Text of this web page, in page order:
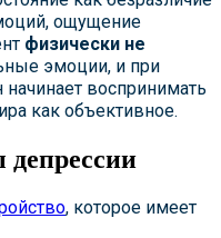
ощущение
физически не
эмоции, и при
воспринимать
как объективное.
, которое имеет